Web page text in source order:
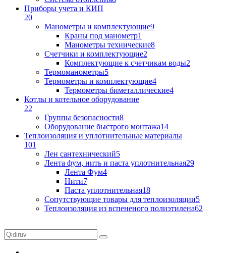
Приборы учета и КИП
20
Манометры и комплектующие9
Краны под манометр1
Манометры технические8
Счетчики и комплектующие2
Комплектующие к счетчикам воды2
Термоманометры5
Термометры и комплектующие4
Термометры биметаллические4
Котлы и котельное оборудование
22
Группы безопасности8
Оборудование быстрого монтажа14
Теплоизоляция и уплотнительные материалы
101
Лен сантехнический5
Лента фум, нить и паста уплотнительная29
Лента Фум4
Нити7
Паста уплотнительная18
Сопутствующие товары для теплоизоляции5
Теплоизоляция из вспененого полиэтилена62